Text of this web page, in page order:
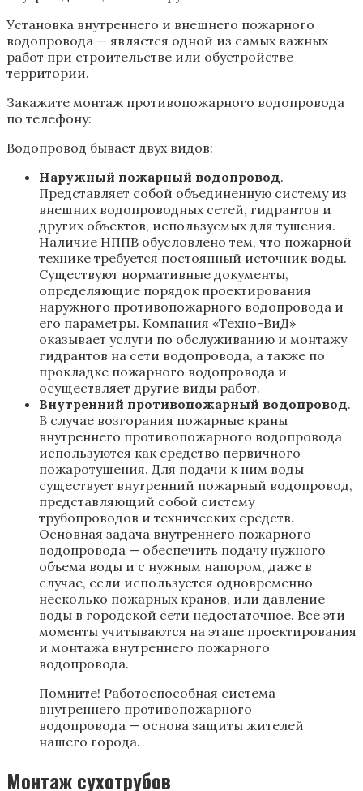
Установка внутреннего и внешнего пожарного
водопровода — является одной из самых важных
работ при строительстве или обустройстве
территории.
Закажите монтаж противопожарного водопровода
по телефону:
Водопровод бывает двух видов:
Наружный пожарный водопровод.
Представляет собой объединенную систему из
внешних водопроводных сетей, гидрантов и
других объектов, используемых для тушения.
Наличие НППВ обусловлено тем, что пожарной
технике требуется постоянный источник воды.
Существуют нормативные документы,
определяющие порядок проектирования
наружного противопожарного водопровода и
его параметры. Компания «Техно-ВиД»
оказывает услуги по обслуживанию и монтажу
гидрантов на сети водопровода, а также по
прокладке пожарного водопровода и
осуществляет другие виды работ.
Внутренний противопожарный водопровод.
В случае возгорания пожарные краны
внутреннего противопожарного водопровода
используются как средство первичного
пожаротушения. Для подачи к ним воды
существует внутренний пожарный водопровод,
представляющий собой систему
трубопроводов и технических средств.
Основная задача внутреннего пожарного
водопровода — обеспечить подачу нужного
объема воды и с нужным напором, даже в
случае, если используется одновременно
несколько пожарных кранов, или давление
воды в городской сети недостаточное. Все эти
моменты учитываются на этапе проектирования
и монтажа внутреннего пожарного
водопровода.
Помните! Работоспособная система
внутреннего противопожарного
водопровода — основа защиты жителей
нашего города.
Монтаж сухотрубов